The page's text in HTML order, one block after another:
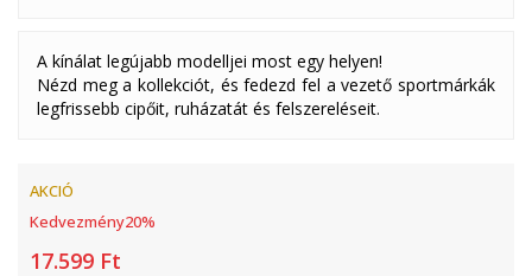
A kínálat legújabb modelljei most egy helyen!
Nézd meg a kollekciót, és fedezd fel a vezető sportmárkák
legfrissebb cipőit, ruházatát és felszereléseit.
AKCIÓ
Kedvezmény20%
17.599 Ft